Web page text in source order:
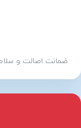
ضمانت اصالت و